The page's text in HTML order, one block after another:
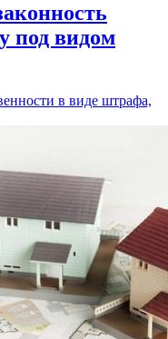
под видом
в виде штрафа,